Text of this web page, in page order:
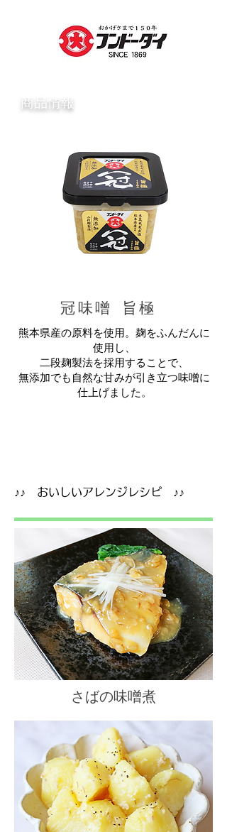
​商品情報
冠味噌 旨極
熊本県産の原料を使用。麹をふんだんに
使用し、
二段麹製法を採用することで、
無添加でも自然な甘みが引き立つ味噌に
仕上げました。
​♪♪ おいしいアレンジレシピ ♪♪
​さばの味噌煮